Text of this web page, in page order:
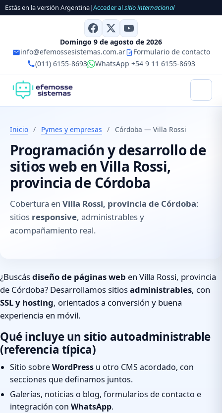
Estás en la versión Argentina|Acceder alsitio internacional
Domingo 9 de agosto de 2026
info@efemossesistemas.com.ar
Formulario de contacto
(011) 6155-8693
WhatsApp +54 9 11 6155-8693
Inicio / Pymes y empresas / Córdoba — Villa Rossi
Programación y desarrollo de
sitios web en Villa Rossi,
provincia de Córdoba
Cobertura en Villa Rossi, provincia de Córdoba:
sitios responsive, administrables y
acompañamiento real.
¿Buscásdiseño de páginas web en Villa Rossi, provincia
de Córdoba? Desarrollamos sitiosadministrables, con
SSL y hosting, orientados a conversión y buena
experiencia en móvil.
Qué incluye un sitio autoadministrable
(referencia típica)
Sitio sobreWordPress u otro CMS acordado, con
secciones que definamos juntos.
Galerías, noticias o blog, formularios de contacto e
integración con WhatsApp.